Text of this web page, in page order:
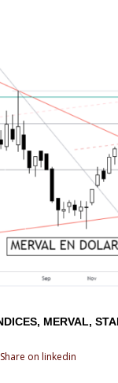
MERVAL